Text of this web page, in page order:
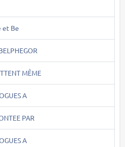
et Be
MÊME
A
PAR
A